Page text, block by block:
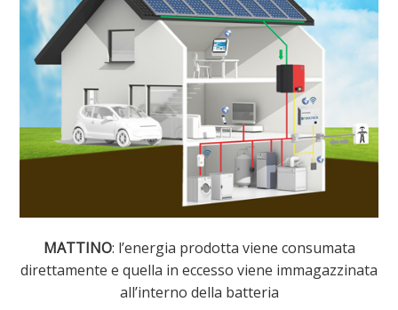
MATTINO: l’energia prodotta viene consumata
direttamente e quella in eccesso viene immagazzinata
all’interno della batteria